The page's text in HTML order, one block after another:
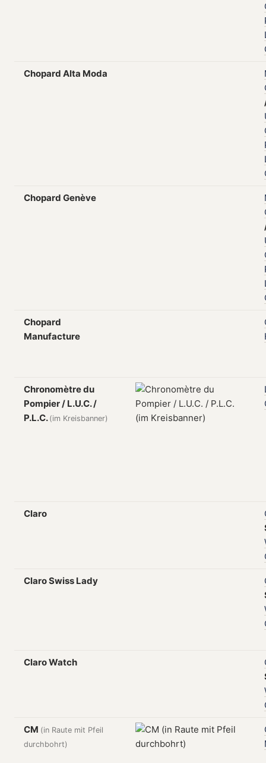
Chopard Alta Moda
Chopard Genève
Chopard
Manufacture
Chronomètre du
Pompier / L.U.C. /
P.L.C. (im Kreisbanner)
Claro
Claro Swiss Lady
Claro Watch
CM (in Raute mit Pfeil
durchbohrt)